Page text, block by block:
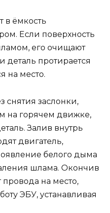
в ёмкость
Если поверхность
его очищают
деталь протирается
на место.
снятия заслонки,
на горячем движке,
Залив внутрь
двигатель,
белого дыма
шлама. Окончив
на место,
ЭБУ, устанавливая